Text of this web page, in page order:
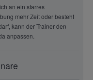
an ein starres
mehr Zeit oder besteht
kann der Trainer den
anpassen.